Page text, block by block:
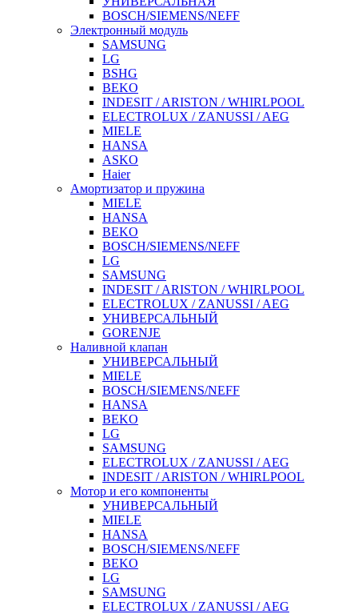
BOSCH/SIEMENS/NEFF
Электронный модуль
SAMSUNG
LG
BSHG
BEKO
INDESIT / ARISTON / WHIRLPOOL
ELECTROLUX / ZANUSSI / AEG
MIELE
HANSA
ASKO
Haier
Амортизатор и пружина
MIELE
HANSA
BEKO
BOSCH/SIEMENS/NEFF
LG
SAMSUNG
INDESIT / ARISTON / WHIRLPOOL
ELECTROLUX / ZANUSSI / AEG
УНИВЕРСАЛЬНЫЙ
GORENJE
Наливной клапан
УНИВЕРСАЛЬНЫЙ
MIELE
BOSCH/SIEMENS/NEFF
HANSA
BEKO
LG
SAMSUNG
ELECTROLUX / ZANUSSI / AEG
INDESIT / ARISTON / WHIRLPOOL
Мотор и его компоненты
УНИВЕРСАЛЬНЫЙ
MIELE
HANSA
BOSCH/SIEMENS/NEFF
BEKO
LG
SAMSUNG
ELECTROLUX / ZANUSSI / AEG